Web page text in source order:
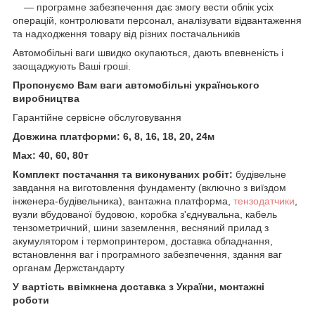
— програмне забезпечення дає змогу вести облік усіх
операцій, контролювати персонал, аналізувати відвантаження
та надходження товару від різних постачальників
Автомобільні ваги швидко окупаються, дають впевненість і
заощаджують Ваші гроші.
Пропонуємо Вам ваги автомобільні українського
виробництва
Гарантійне сервісне обслуговування
Довжина платформи: 6, 8, 16, 18, 20, 24м
Max: 40, 60, 80т
Комплект постачання та виконуваних робіт: будівельне
завдання на виготовлення фундаменту (включно з виїздом
інженера-будівельника), вантажна платформа, тензодатчики
вузли вбудованої будовою, коробка з'єднувальна, кабель
тензометричний, шини заземлення, весняний прилад з
акумулятором і термопринтером, доставка обладнання,
встановлення ваг і програмного забезпечення, здання ваг
органам Держстандарту
У вартість ввімкнена доставка з України, монтажні
роботи